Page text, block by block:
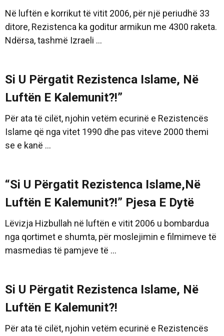
Në luftën e korrikut të vitit 2006, për një periudhë 33
ditore, Rezistenca ka goditur armikun me 4300 raketa.
Ndërsa, tashmë Izraeli ...
Si U Përgatit Rezistenca Islame, Në
Luftën E Kalemunit?!”
Për ata të cilët, njohin vetëm ecurinë e Rezistencës
Islame që nga vitet 1990 dhe pas viteve 2000 themi
se e kanë ...
“Si U Përgatit Rezistenca Islame,Në
Luftën E Kalemunit?!” Pjesa E Dytë
Lëvizja Hizbullah në luftën e vitit 2006 u bombardua
nga qortimet e shumta, për moslejimin e filmimeve të
masmedias të pamjeve të ...
Si U Përgatit Rezistenca Islame, Në
Luftën E Kalemunit?!
Për ata të cilët, njohin vetëm ecurinë e Rezistencës